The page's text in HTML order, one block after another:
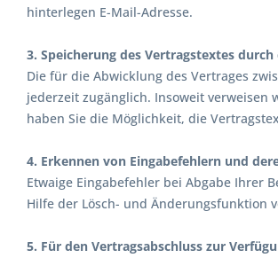
hinterlegen E-Mail-Adresse.
3. Speicherung des Vertragstextes
Die für die Abwicklung des Vertrages
jederzeit zugänglich. Insoweit verweisen
haben Sie die Möglichkeit, die
4. Erkennen von Eingabefehlern und
Etwaige Eingabefehler bei Abgabe Ihrer
Hilfe der Lösch- und Änderungsfunktion
5. Für den Vertragsabschluss zur